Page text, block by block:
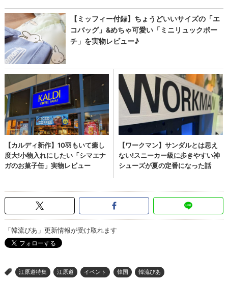
「韓流ぴあ」更新情報が受け取れます
> 江原道特集 江原道 イベント 韓国 韓流ぴあ